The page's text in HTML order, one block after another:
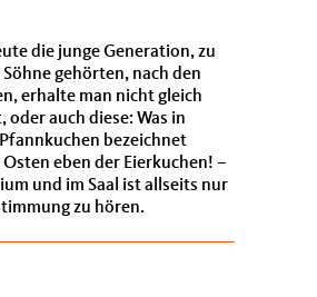
die junge Generation, zu
gehörten, nach den
erhalte man nicht gleich
auch diese: Was in
bezeichnet
eben der Eierkuchen! –
und im Saal ist allseits nur
zu hören.